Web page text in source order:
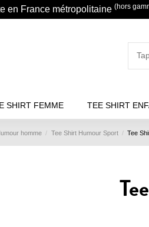
en France métropolitaine (hors
SHIRT FEMME TEE SHIRT
homme Tee Shirt Humour Sport Tee